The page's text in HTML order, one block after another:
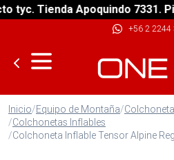
Tienda Apoquindo 7331.
+56 2 2244
Inicio/Equipo de Montaña/
/Colchonetas Inflables
/Colchoneta Inflable Tensor Alpine